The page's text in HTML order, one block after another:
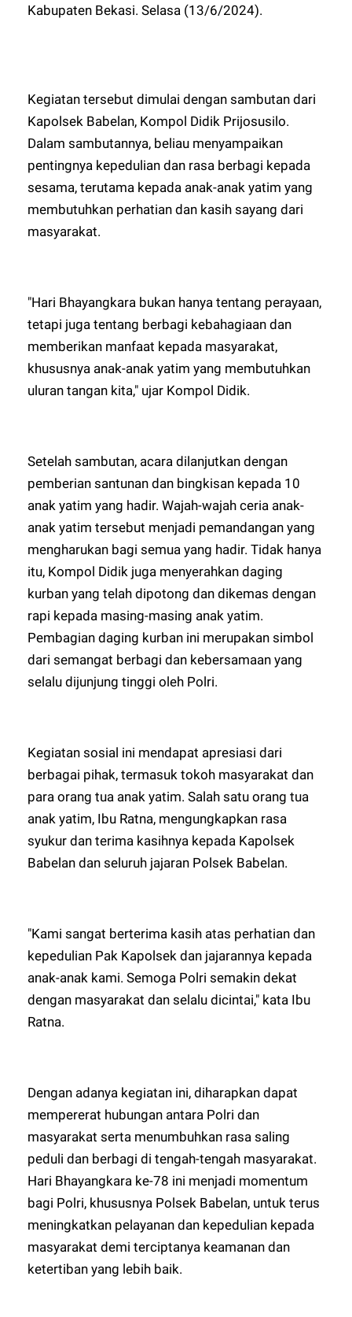
Kabupaten Bekasi. Selasa (13/6/2024).
Kegiatan tersebut dimulai dengan sambutan dari
Kapolsek Babelan, Kompol Didik Prijosusilo.
Dalam sambutannya, beliau menyampaikan
pentingnya kepedulian dan rasa berbagi kepada
sesama, terutama kepada anak-anak yatim yang
membutuhkan perhatian dan kasih sayang dari
masyarakat.
"Hari Bhayangkara bukan hanya tentang perayaan,
tetapi juga tentang berbagi kebahagiaan dan
memberikan manfaat kepada masyarakat,
khususnya anak-anak yatim yang membutuhkan
uluran tangan kita," ujar Kompol Didik.
Setelah sambutan, acara dilanjutkan dengan
pemberian santunan dan bingkisan kepada 10
anak yatim yang hadir. Wajah-wajah ceria anak-
anak yatim tersebut menjadi pemandangan yang
mengharukan bagi semua yang hadir. Tidak hanya
itu, Kompol Didik juga menyerahkan daging
kurban yang telah dipotong dan dikemas dengan
rapi kepada masing-masing anak yatim.
Pembagian daging kurban ini merupakan simbol
dari semangat berbagi dan kebersamaan yang
selalu dijunjung tinggi oleh Polri.
Kegiatan sosial ini mendapat apresiasi dari
berbagai pihak, termasuk tokoh masyarakat dan
para orang tua anak yatim. Salah satu orang tua
anak yatim, Ibu Ratna, mengungkapkan rasa
syukur dan terima kasihnya kepada Kapolsek
Babelan dan seluruh jajaran Polsek Babelan.
"Kami sangat berterima kasih atas perhatian dan
kepedulian Pak Kapolsek dan jajarannya kepada
anak-anak kami. Semoga Polri semakin dekat
dengan masyarakat dan selalu dicintai," kata Ibu
Ratna.
Dengan adanya kegiatan ini, diharapkan dapat
mempererat hubungan antara Polri dan
masyarakat serta menumbuhkan rasa saling
peduli dan berbagi di tengah-tengah masyarakat.
Hari Bhayangkara ke-78 ini menjadi momentum
bagi Polri, khususnya Polsek Babelan, untuk terus
meningkatkan pelayanan dan kepedulian kepada
masyarakat demi terciptanya keamanan dan
ketertiban yang lebih baik.